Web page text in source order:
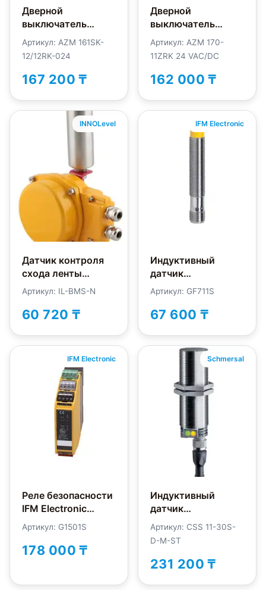
Дверной
выключатель
безопасности
Schmersal
AZM161SK-
12/12RK-M16-24V
Артикул: AZM 161SK-
12/12RK-024
167 200 ₸
Дверной
выключатель
безопасности
Schmersal AZM170-
11ZRK-24VAC/DC
Артикул: AZM 170-
11ZRK 24 VAC/DC
162 000 ₸
INNOLevel
Датчик контроля
схода ленты
INNOLevel IL-BMS-N
Артикул: IL-BMS-N
60 720 ₸
IFM Electronic
Индуктивный
датчик
безопасности IFM
Electronic GF711S
Артикул: GF711S
67 600 ₸
IFM Electronic
Реле безопасности
IFM Electronic
G1501S
Артикул: G1501S
178 000 ₸
Schmersal
Индуктивный
датчик
безопасности
Schmersal CSS11-
Артикул: CSS 11-30S-
D-M-ST
231 200 ₸